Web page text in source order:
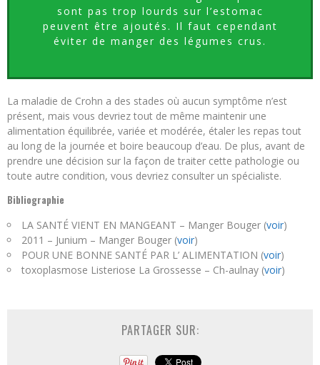
sont pas trop lourds sur l’estomac
peuvent être ajoutés. Il faut cependant
éviter de manger des légumes crus.
La maladie de Crohn a des stades où aucun symptôme n’est
présent, mais vous devriez tout de même maintenir une
alimentation équilibrée, variée et modérée, étaler les repas tout
au long de la journée et boire beaucoup d’eau. De plus, avant de
prendre une décision sur la façon de traiter cette pathologie ou
toute autre condition, vous devriez consulter un spécialiste.
Bibliographie
LA SANTÉ VIENT EN MANGEANT – Manger Bouger (voir)
2011 – Junium – Manger Bouger (voir)
POUR UNE BONNE SANTÉ PAR L’ ALIMENTATION (voir)
toxoplasmose Listeriose La Grossesse – Ch-aulnay (voir)
PARTAGER SUR: